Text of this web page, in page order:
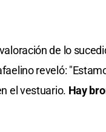
de lo
reveló:
el vestuario. Hay